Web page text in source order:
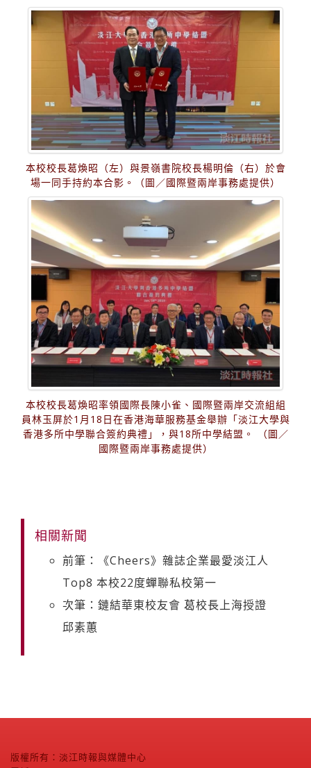
本校校長葛煥昭（左）與景嶺書院校長楊明倫（右）於會
場一同手持約本合影。（圖／國際暨兩岸事務處提供）
本校校長葛煥昭率領國際長陳小雀、國際暨兩岸交流組組
員林玉屏於1月18日在香港海華服務基金舉辦「淡江大學與
香港多所中學聯合簽約典禮」，與18所中學結盟。 （圖／
國際暨兩岸事務處提供）
相關新聞
前筆：《Cheers》雜誌企業最愛淡江人
Top8 本校22度蟬聯私校第一
次筆：鏈結華東校友會 葛校長上海授證
邱素蕙
版權所有：淡江時報與媒體中心